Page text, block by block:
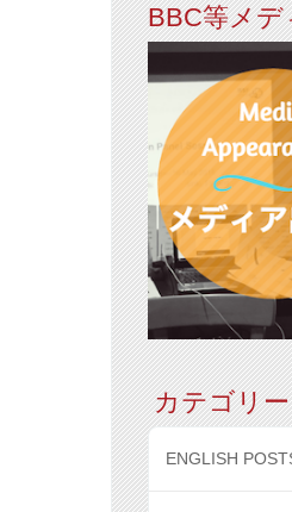
BBC等メデ
カテゴリー
ENGLISH